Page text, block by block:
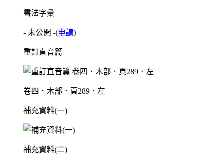
書法字彙
- 未公開 -(申請)
重訂直音篇
卷四．木部．頁289．左
補充資料(一)
補充資料(二)